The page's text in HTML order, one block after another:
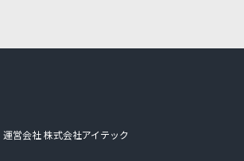
運営会社 株式会社アイテック